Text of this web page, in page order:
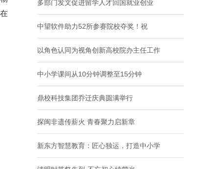
多部门发文促进留学人才回国就业创业
中望软件助力52所参赛院校夺奖！祝
以角色认同为视角创新高校院办主任工作
中小学课间从10分钟调整至15分钟
鼎校科技集团乔迁庆典圆满举行
探闽非遗传薪火 青春聚力启新章
新东方智慧教育：匠心独运，打造中小学